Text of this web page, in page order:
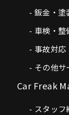
鈑金・塗
車検・整
事故対応
その他サ
Car Freak
スタッフ